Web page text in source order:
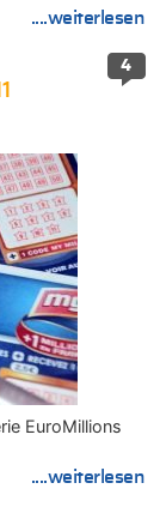
....weiterlesen
4
EuroMillions
....weiterlesen